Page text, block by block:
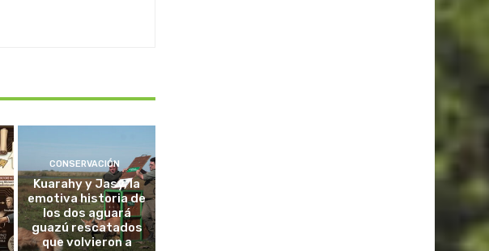
CONSERVACIÓN
Kuarahy y Jasy, la
emotiva historia de
los dos aguará
guazú rescatados
que volvieron a